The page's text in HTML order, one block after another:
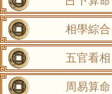
相學綜合
五官看相
周易算命